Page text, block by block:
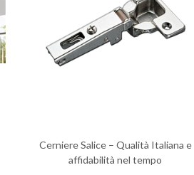
Cerniere Salice – Qualità Italiana e
affidabilità nel tempo